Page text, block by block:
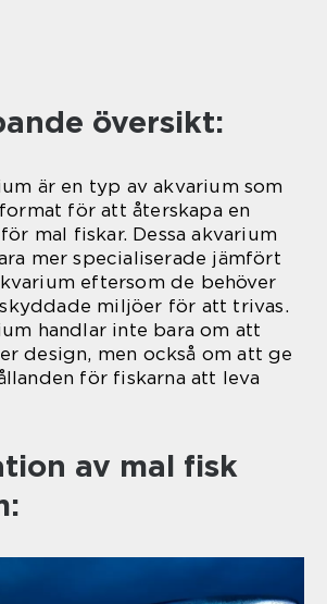
översikt:
är en typ av akvarium som
för att återskapa en
mal fiskar. Dessa akvarium
mer specialiserade jämfört
eftersom de behöver
miljöer för att trivas.
handlar inte bara om att
design, men också om att ge
för fiskarna att leva
av mal fisk